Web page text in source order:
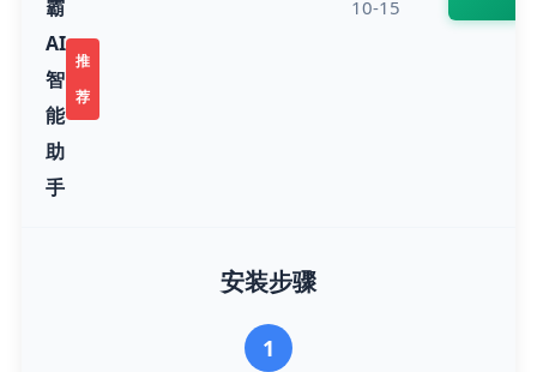
霸
AI
智
能
助
手
推
荐
10-15
安装步骤
1